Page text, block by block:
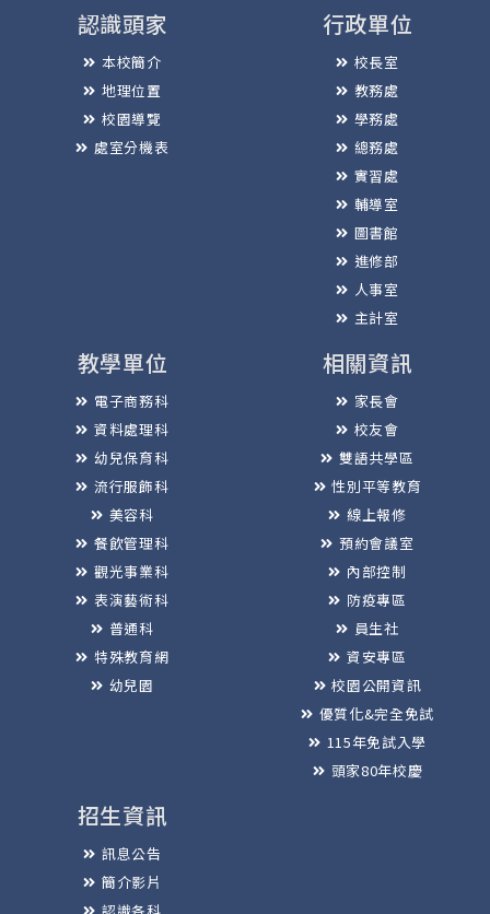
認識頭家
本校簡介
地理位置
校園導覽
處室分機表
行政單位
校長室
教務處
學務處
總務處
實習處
輔導室
圖書館
進修部
人事室
主計室
教學單位
電子商務科
資料處理科
幼兒保育科
流行服飾科
美容科
餐飲管理科
觀光事業科
表演藝術科
普通科
特殊教育網
幼兒園
相關資訊
家長會
校友會
雙語共學區
性別平等教育
線上報修
預約會議室
內部控制
防疫專區
員生社
資安專區
校園公開資訊
優質化&完全免試
115年免試入學
頭家80年校慶
招生資訊
訊息公告
簡介影片